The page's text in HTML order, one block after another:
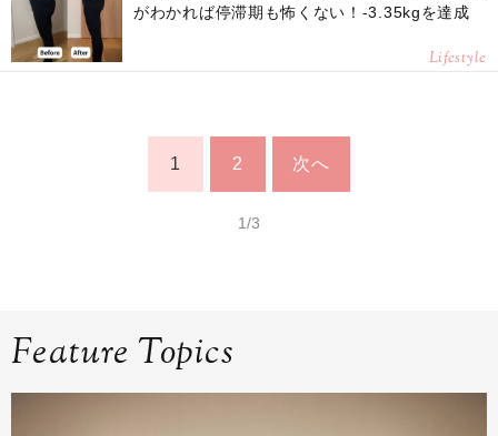
がわかれば停滞期も怖くない！-3.35kgを達成
Lifestyle
1 2 次へ
1/3
Feature Topics